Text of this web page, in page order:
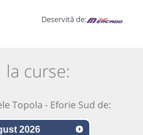
Deservită de:
la curse:
Topola - Eforie Sud de:
2026